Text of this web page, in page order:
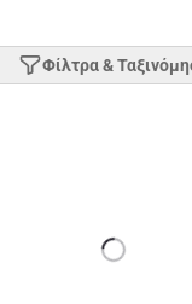
Φίλτρα &